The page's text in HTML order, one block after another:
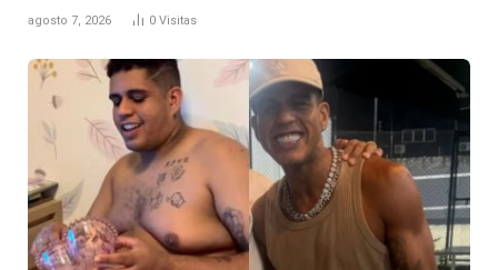
agosto 7, 2026 0 Visitas